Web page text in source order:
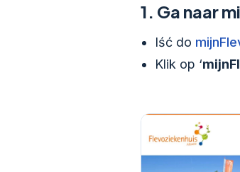
1. Ga naar
Iść do
Klik op ‘